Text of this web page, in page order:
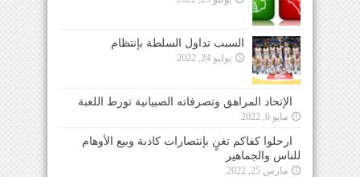
السبب تداول السلطة بإنتظام
يوليو 24, 2022
الإتحاد المراهق وتصرفاته الصبيانية تورط اللعبة
مايو 6, 2022
ارحلوا كفاكم تغنٍ بإنتصارات كاذبة وبيع الأوهام
للناس والجماهير
مارس 25, 2022